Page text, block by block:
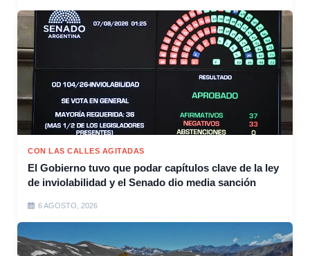
CON LAS CALLES AGITADAS
El Gobierno tuvo que podar capítulos clave de la ley
de inviolabilidad y el Senado dio media sanción
6 AGOSTO, 2026